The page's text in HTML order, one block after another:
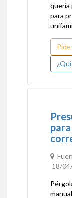
quería
para
18/